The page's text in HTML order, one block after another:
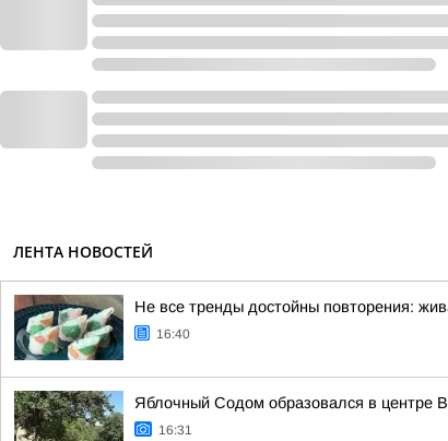
ЛЕНТА НОВОСТЕЙ
Не все тренды достойны повторения:
16:40
Яблочный Содом образовался в центре
16:31